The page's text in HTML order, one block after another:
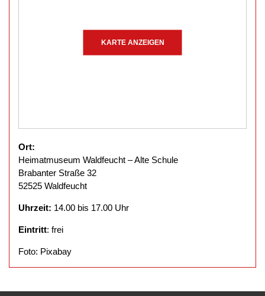
KARTE ANZEIGEN
Ort:
Heimatmuseum Waldfeucht – Alte Schule
Brabanter Straße 32
52525 Waldfeucht
Uhrzeit: 14.00 bis 17.00 Uhr
Eintritt: frei
Foto: Pixabay